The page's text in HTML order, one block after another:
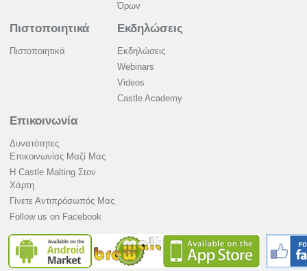
Όρων
Πιστοποιητικά
Πιστοποιητικά
Εκδηλώσεις
Εκδηλώσεις
Webinars
Videos
Castle Academy
Επικοινωνία
Δυνατότητες
Επικοινωνίας Μαζί Μας
Η Castle Malting Στον
Χάρτη
Γίνετε Αντιπρόσωπός Μας
Follow us on Facebook